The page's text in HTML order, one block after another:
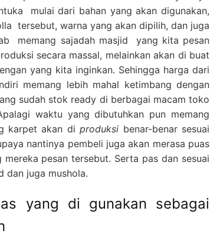
mulai dari bahan yang akan digunakan,
tersebut, warna yang akan dipilih, dan juga
memang sajadah masjid yang kita pesan
secara massal, melainkan akan di buat
yang kita inginkan. Sehingga harga dari
memang lebih mahal ketimbang dengan
sudah stok ready di berbagai macam toko
waktu yang dibutuhkan pun memang
karpet akan diproduksi benar-benar sesuai
nantinya pembeli juga akan merasa puas
pesan tersebut. Serta pas dan sesuai
dan juga mushola.
yang di gunakan sebagai